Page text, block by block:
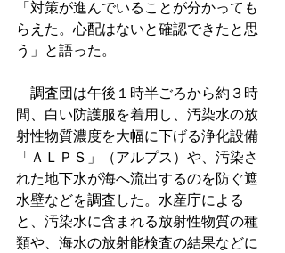
「対策が進んでいることが分かっても
らえた。心配はないと確認できたと思
う」と語った。
調査団は午後１時半ごろから約３時
間、白い防護服を着用し、汚染水の放
射性物質濃度を大幅に下げる浄化設備
「ＡＬＰＳ」（アルプス）や、汚染さ
れた地下水が海へ流出するのを防ぐ遮
水壁などを調査した。水産庁による
と、汚染水に含まれる放射性物質の種
類や、海水の放射能検査の結果などに